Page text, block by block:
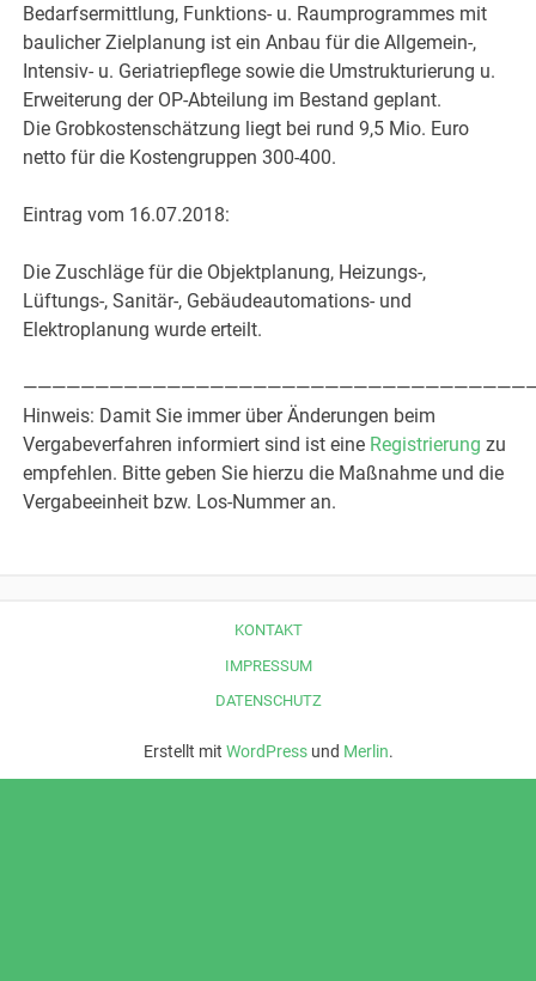
Bedarfsermittlung, Funktions- u. Raumprogrammes mit
baulicher Zielplanung ist ein Anbau für die Allgemein-,
Intensiv- u. Geriatriepflege sowie die Umstrukturierung u.
Erweiterung der OP-Abteilung im Bestand geplant.
Die Grobkostenschätzung liegt bei rund 9,5 Mio. Euro
netto für die Kostengruppen 300-400.
Eintrag vom 16.07.2018:
Die Zuschläge für die Objektplanung, Heizungs-,
Lüftungs-, Sanitär-, Gebäudeautomations- und
Elektroplanung wurde erteilt.
Hinweis: Damit Sie immer über Änderungen beim
Vergabeverfahren informiert sind ist eine Registrierung zu
empfehlen. Bitte geben Sie hierzu die Maßnahme und die
Vergabeeinheit bzw. Los-Nummer an.
KONTAKT
IMPRESSUM
DATENSCHUTZ
Erstellt mit WordPressund Merlin.